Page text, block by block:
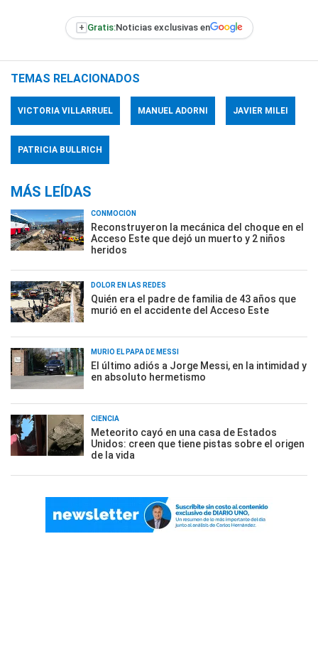
+ Gratis:Noticias exclusivas en
TEMAS RELACIONADOS
VICTORIA VILLARRUEL MANUEL ADORNI JAVIER MILEI
PATRICIA BULLRICH
MÁS LEÍDAS
CONMOCIÓN
Reconstruyeron la mecánica del choque en el
Acceso Este que dejó un muerto y 2 niños
heridos
DOLOR EN LAS REDES
Quién era el padre de familia de 43 años que
murió en el accidente del Acceso Este
MURIÓ EL PAPÁ DE MESSI
El último adiós a Jorge Messi, en la intimidad y
en absoluto hermetismo
CIENCIA
Meteorito cayó en una casa de Estados
Unidos: creen que tiene pistas sobre el origen
de la vida